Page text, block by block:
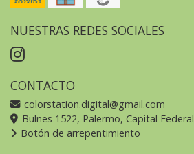
NUESTRAS REDES SOCIALES
CONTACTO
colorstation.digital@gmail.com
Bulnes 1522, Palermo, Capital Federal
Botón de arrepentimiento